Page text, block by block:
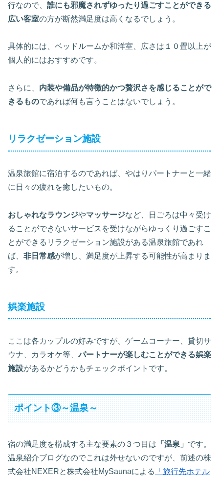
行なので、 誰にも邪魔されずゆったり過ごすことができる
広い客室の方が断然満足度は高くなるでしょう。
具体的には、ベッドルームか和洋室、広さは１０畳以上が
個人的にはおすすめです。
さらに、 内装や備品が特徴的かつ贅沢さを感じることがで
きるものであれば何も言うことはないでしょう。
リラクゼーション施設
温泉旅館に宿泊するのであれば、やはりパートナーと一緒
に日々の疲れを癒したいもの。
おしゃれなラウンジやマッサージなど、日ごろは中々受け
ることができないサービスを受けながらゆっくり過ごすこ
とができるリラクゼーション施設がある温泉旅館であれ
ば、 非日常感が増し、満足度が上昇する可能性が高まりま
す。
娯楽施設
ここは各カップルの好みですが、ゲームコーナー、貸切サ
ウナ、カラオケ等、パートナーが楽しむことができる娯楽
施設があるかどうかもチェックポイントです。
ポイント③～温泉～
宿の満足度を構成する主な要素の３つ目は 「温泉」 です。
温泉紹介ブログなのでこれは外せないのですが、前述の株
式会社NEXERと株式会社MySaunaによる
「旅行先ホテル